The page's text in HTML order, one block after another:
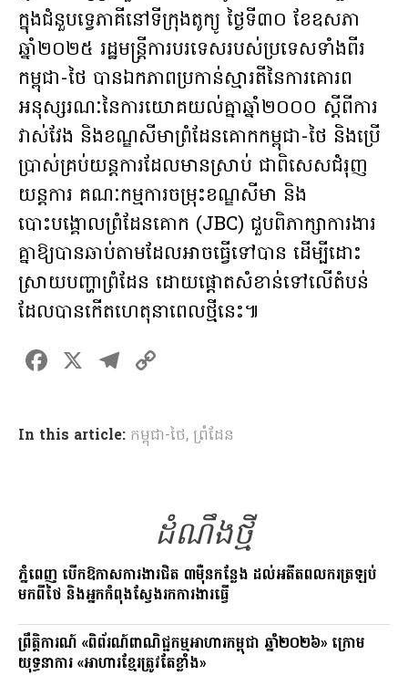
ក្នុងជំនួបទ្វេភាគីនៅទីក្រុងតូក្យូ ថ្ងៃទី៣០ ខែឧសភា
ឆ្នាំ២០២៥ រដ្ឋមន្ត្រីការបរទេសរបស់ប្រទេសទាំងពីរ
កម្ពុជា-ថៃ បានឯកភាពប្រកាន់ស្មារតីនៃការគោរព
អនុស្សរណៈនៃការយោគយល់គ្នាឆ្នាំ២០០០ ស្តីពីការ
វាស់វែង និងខណ្ឌសីមាព្រំដែនគោកកម្ពុជា-ថៃ និងប្រើ
ប្រាស់គ្រប់យន្តការដែលមានស្រាប់ ជាពិសេសជំរុញ
យន្តការ គណៈកម្មការចម្រុះខណ្ឌសីមា និង
បោះបង្គោលព្រំដែនគោក (JBC) ជួបពិភាក្សាការងារ
គ្នាឱ្យបានឆាប់តាមដែលអាចធ្វើទៅបាន ដើម្បីដោះ
ស្រាយបញ្ហាព្រំដែន ដោយផ្ដោតសំខាន់ទៅលើតំបន់
ដែលបានកើតហេតុនាពេលថ្មីនេះ៕
F
ce
b
X T
gr
p
y
n
k
In this article: កម្ពុជា-ថៃ, ព្រំដែន
ដំណឹងថ្មី
ភ្នំពេញ បើកឱកាសការងារជិត ៣ម៉ឺនកន្លែង ដល់អតីតពលករត្រឡប់
មកពីថៃ និងអ្នកកំពុងស្វែងរកការងារធ្វើ
ព្រឹត្តិការណ៍ «ពិព័រណ៍ពាណិជ្ជកម្មអាហារកម្ពុជា ឆ្នាំ២០២៦» ក្រោម
យុទ្ធនាការ «អាហារខ្មែរត្រូវតែខ្លាំង»